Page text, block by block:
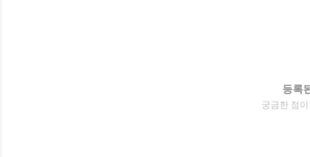
등록
궁금한 점